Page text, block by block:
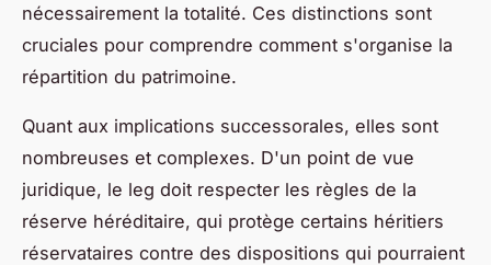
nécessairement la totalité. Ces distinctions sont
cruciales pour comprendre comment s'organise la
répartition du patrimoine.
Quant aux implications successorales, elles sont
nombreuses et complexes. D'un point de vue
juridique, le leg doit respecter les règles de la
réserve héréditaire, qui protège certains héritiers
réservataires contre des dispositions qui pourraient